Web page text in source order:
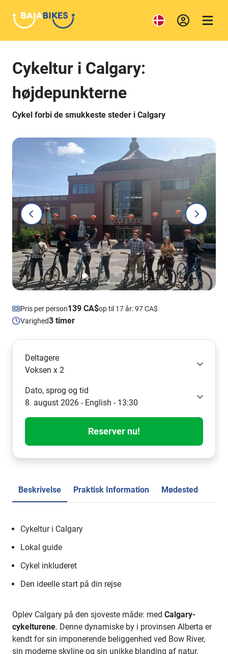
Cykeltur i Calgary:
højdepunkterne
Cykel forbi de smukkeste steder i Calgary
Pris per person139 CA$op til 17 år: 97 CA$
Varighed3 timer
Deltagere
Voksen x 2
Dato, sprog og tid
8. august 2026 - English - 13:30
Reserver nu!
Beskrivelse Praktisk Information Mødested
Cykeltur i Calgary
Lokal guide
Cykel inkluderet
Den ideelle start på din rejse
Oplev Calgary på den sjoveste måde: med Calgary-
cykelturene. Denne dynamiske by i provinsen Alberta er
kendt for sin imponerende beliggenhed ved Bow River,
sin moderne skyline og sin unikke blanding af natur,